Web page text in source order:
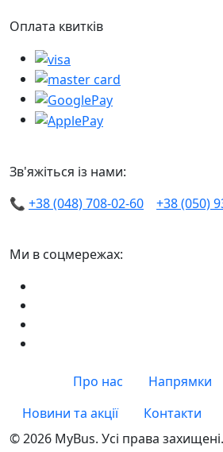
Оплата квитків
Зв'яжіться із нами:
📞 +38 (048) 708-02-60 +38 (050)
Ми в соцмережах:
Про нас Напрямки
Новини та акції
Контакти
© 2026 MyBus. Усі права захищені.